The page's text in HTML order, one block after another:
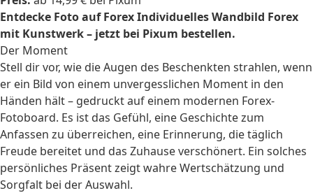
Entdecke Foto auf Forex Individuelles Wandbild Forex
mit Kunstwerk – jetzt bei Pixum bestellen.
Der Moment
Stell dir vor, wie die Augen des Beschenkten strahlen, wenn
er ein Bild von einem unvergesslichen Moment in den
Händen hält – gedruckt auf einem modernen Forex-
Fotoboard. Es ist das Gefühl, eine Geschichte zum
Anfassen zu überreichen, eine Erinnerung, die täglich
Freude bereitet und das Zuhause verschönert. Ein solches
persönliches Präsent zeigt wahre Wertschätzung und
Sorgfalt bei der Auswahl.